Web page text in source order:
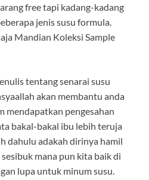
free tapi kadang-kadang
jenis susu formula.
Mandian Koleksi Sample
tentang senarai susu
akan membantu anda
mendapatkan pengesahan
bakal-bakal ibu lebih teruja
dahulu adakah dirinya hamil
mana pun kita baik di
lupa untuk minum susu.